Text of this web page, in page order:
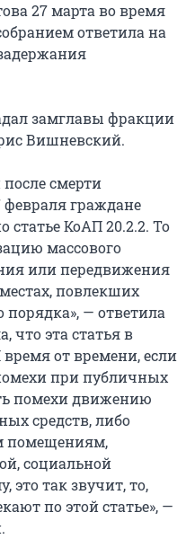
27 марта во время
ответила на
замглавы фракции
Вишневский.
смерти
февраля граждане
статье КоАП 20.2.2. То
массового
или передвижения
повлекших
— ответила
что эта статья в
время от времени, если
при публичных
помехи движению
средств, либо
помещениям,
социальной
это так звучит, то,
по этой статье», —